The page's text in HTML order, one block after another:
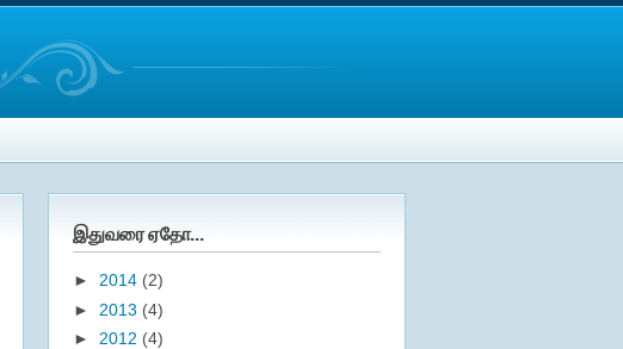
இதுவரை ஏதோ...
► 2014 (2)
► 2013 (4)
► 2012 (4)